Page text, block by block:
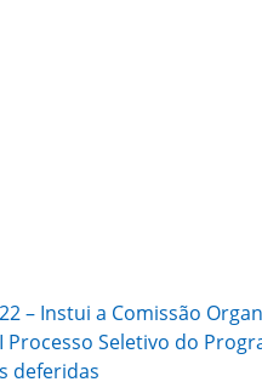
– Instui a Comissão
Processo Seletivo do
deferidas